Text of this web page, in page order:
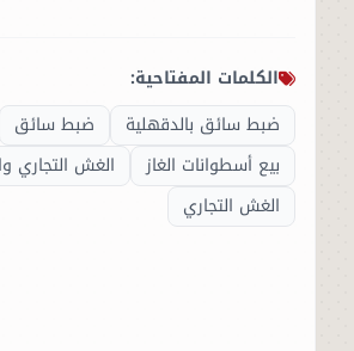
الكلمات المفتاحية:
ضبط سائق بالدقهلية
ضبط سائق
بيع أسطوانات الغاز
الغش التجاري
الغش التجاري